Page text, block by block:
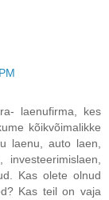
laenufirma, kes
kõikvõimalikke
laenu, auto laen,
Kas olete olnud
Kas teil on vaja